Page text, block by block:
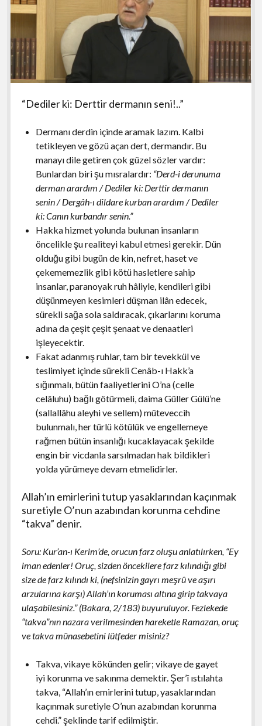
“Dediler ki: Derttir dermanın seni!..”
Dermanı derdin içinde aramak lazım. Kalbi
tetikleyen ve gözü açan dert, dermandır. Bu
manayı dile getiren çok güzel sözler vardır:
Bunlardan biri şu mısralardır: “Derd-i derunuma
derman arardım / Dediler ki: Derttir dermanın
senin / Dergâh-ı dildare kurban arardım / Dediler
ki: Canın kurbandır senin.”
Hakka hizmet yolunda bulunan insanların
öncelikle şu realiteyi kabul etmesi gerekir. Dün
olduğu gibi bugün de kin, nefret, haset ve
çekememezlik gibi kötü hasletlere sahip
insanlar, paranoyak ruh hâliyle, kendileri gibi
düşünmeyen kesimleri düşman ilân edecek,
sürekli sağa sola saldıracak, çıkarlarını koruma
adına da çeşit çeşit şenaat ve denaatleri
işleyecektir.
Fakat adanmış ruhlar, tam bir tevekkül ve
teslimiyet içinde sürekli Cenâb-ı Hakk’a
sığınmalı, bütün faaliyetlerini O’na (celle
celâluhu) bağlı götürmeli, daima Güller Gülü’ne
(sallallâhu aleyhi ve sellem) müteveccih
bulunmalı, her türlü kötülük ve engellemeye
rağmen bütün insanlığı kucaklayacak şekilde
engin bir vicdanla sarsılmadan hak bildikleri
yolda yürümeye devam etmelidirler.
Allah’ın emirlerini tutup yasaklarından kaçınmak
suretiyle O’nun azabından korunma cehdine
“takva” denir.
Soru: Kur’an-ı Kerim’de, orucun farz oluşu anlatılırken, “Ey
iman edenler! Oruç, sizden öncekilere farz kılındığı gibi
size de farz kılındı ki, (nefsinizin gayrı meşrû ve aşırı
arzularına karşı) Allah’ın koruması altına girip takvaya
ulaşabilesiniz.” (Bakara, 2/183) buyuruluyor. Fezlekede
“takva”nın nazara verilmesinden hareketle Ramazan, oruç
ve takva münasebetini lütfeder misiniz?
Takva, vikaye kökünden gelir; vikaye de gayet
iyi korunma ve sakınma demektir. Şer’î ıstılahta
takva, “Allah’ın emirlerini tutup, yasaklarından
kaçınmak suretiyle O’nun azabından korunma
cehdi.” şeklinde tarif edilmiştir.